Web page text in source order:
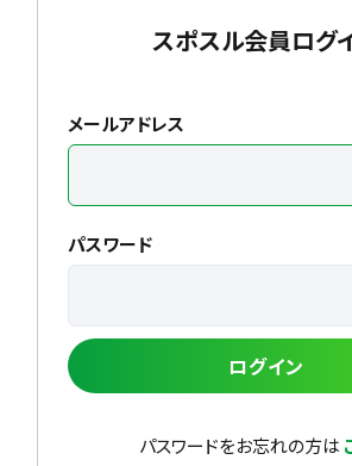
スポスル会員ログ
メールアドレス
パスワード
ログイン
パスワードをお忘れの方は